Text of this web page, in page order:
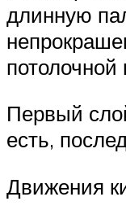
длинную
потолочной
Первый
есть,
Движения